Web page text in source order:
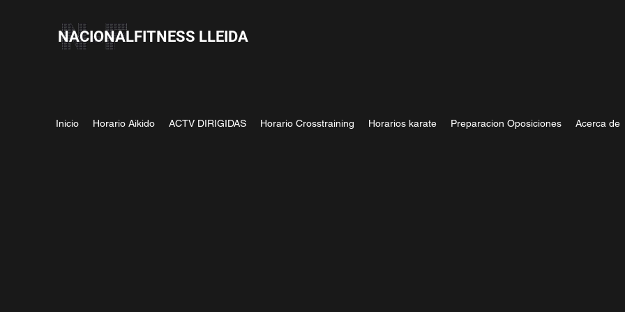
NACIONALFITNESS LLEIDA
Inicio Horario Aikido ACTV DIRIGIDAS Horario Crosstraining Horarios karate Preparacion Oposiciones Acerca de